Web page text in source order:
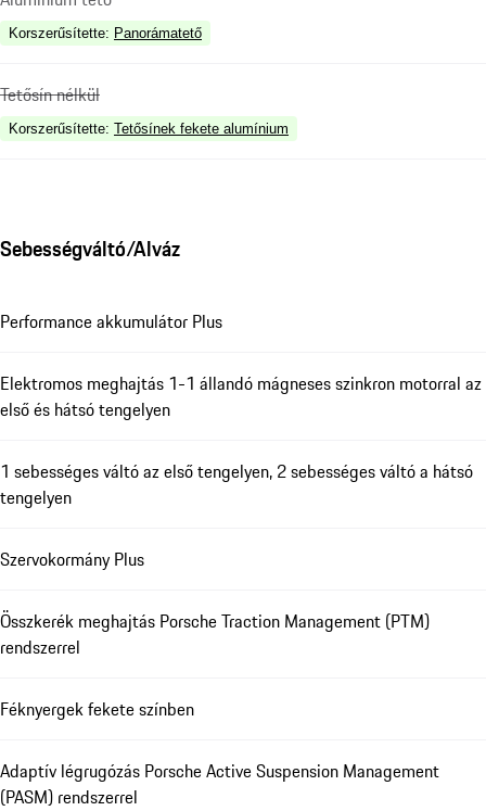
Korszerűsítette: Panorámatető
Tetősín nélkül
Korszerűsítette: Tetősínek fekete alumínium
Sebességváltó/Alváz
Performance akkumulátor Plus
Elektromos meghajtás 1-1 állandó mágneses szinkron motorral az
első és hátsó tengelyen
1 sebességes váltó az első tengelyen, 2 sebességes váltó a hátsó
tengelyen
Szervokormány Plus
Összkerék meghajtás Porsche Traction Management (PTM)
rendszerrel
Féknyergek fekete színben
Adaptív légrugózás Porsche Active Suspension Management
(PASM) rendszerrel